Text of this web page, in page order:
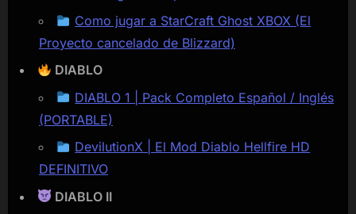
Como jugar a StarCraft Ghost XBOX (El
Proyecto cancelado de Blizzard)
DIABLO
DIABLO 1 | Pack Completo Español / Inglés
(PORTABLE)
DevilutionX | El Mod Diablo Hellfire HD
DEFINITIVO
DIABLO II